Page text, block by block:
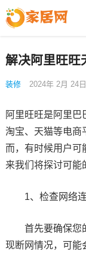
解决阿里旺旺
装修 2024年 2月 24
阿里旺旺是阿里
淘宝、天猫等电商
而，有时候用户可
来我们将探讨可能
1、检查网络
首先要确保您
现断网情况，可能